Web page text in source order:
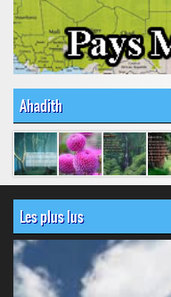
Ahadith
Les plus lus